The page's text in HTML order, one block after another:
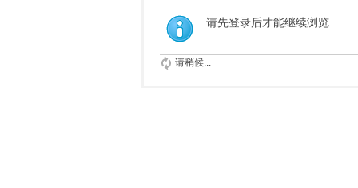
请先登录后才能继续浏览
请稍候...